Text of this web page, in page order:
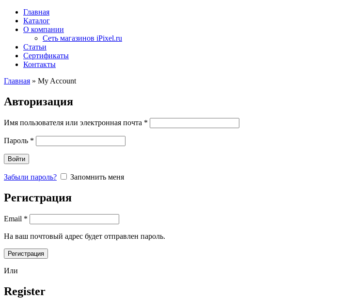
Главная
Каталог
О компании
Сеть магазинов iPixel.ru
Статьи
Сертификаты
Контакты
Главная » My Account
Авторизация
Имя пользователя или электронная почта *
Пароль *
Войти
Забыли пароль? Запомнить меня
Регистрация
Email *
На ваш почтовый адрес будет отправлен пароль.
Регистрация
Или
Register